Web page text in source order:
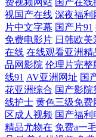
www 91免费大片 俺去
利在线 91在观 国产伊
国产玖玖一区 51老司
色AAV 中文字幕日韩欧
视国产在线 深夜福利
片中文字幕 国产片91
免费电影片 日韩欧美
在线 在线观看亚洲精
品网影院 伦理片完整
线91 AV亚洲网址 国
花亚洲综合 国产影院
线护士 黄色三级免费
区成人视频 国产福利
精品尤物在 免费a一